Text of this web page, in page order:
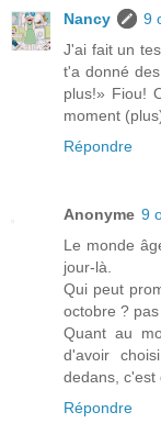
Nancy
9
J'ai fait un
t'a donné
plus!» Fiou!
moment
Répondre
Anonyme 9
Le monde
jour-là.
Qui peut
octobre ? pas
Quant au
d'avoir
dedans, c'est
Répondre